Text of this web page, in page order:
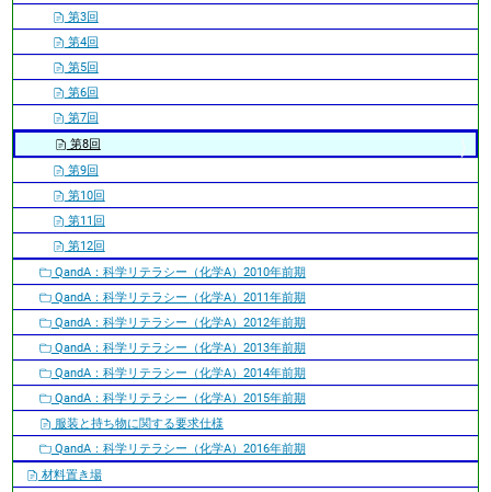
第3回
第4回
第5回
第6回
第7回
第8回
第9回
第10回
第11回
第12回
QandA：科学リテラシー（化学A）2010年前期
QandA：科学リテラシー（化学A）2011年前期
QandA：科学リテラシー（化学A）2012年前期
QandA：科学リテラシー（化学A）2013年前期
QandA：科学リテラシー（化学A）2014年前期
QandA：科学リテラシー（化学A）2015年前期
服装と持ち物に関する要求仕様
QandA：科学リテラシー（化学A）2016年前期
材料置き場